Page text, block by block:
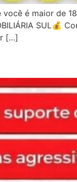
é maior de
SUL💰
[…]